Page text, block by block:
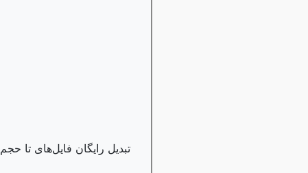
تبدیل رایگان فایل‌های تا حجم ۱ گیگابایت، کاربران حرفه‌ای می‌توانند تا حجم ۱۰۰ گیگابایت را تبدیل کنند؛